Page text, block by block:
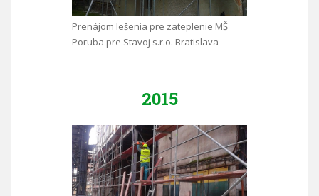
Prenájom lešenia pre zateplenie MŠ
Poruba pre Stavoj s.r.o. Bratislava
2015